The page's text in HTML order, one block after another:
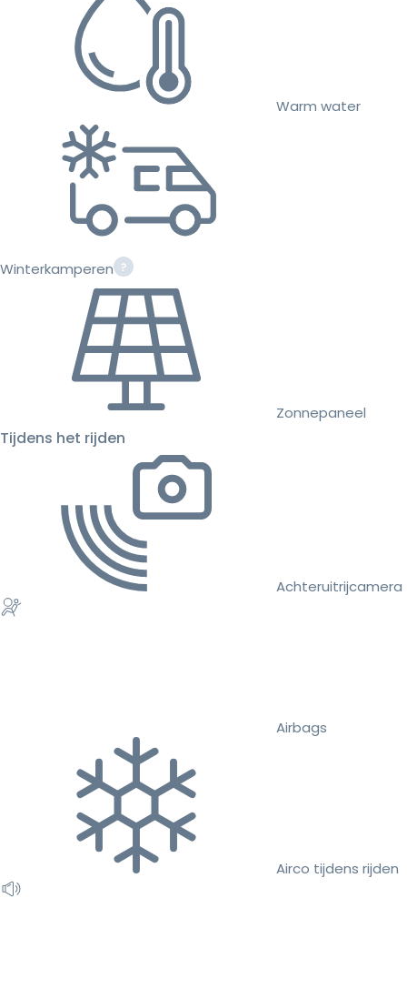
Warm water
Winterkamperen
Zonnepaneel
Tijdens het rijden
Achteruitrijcamera
Airbags
Airco tijdens rijden